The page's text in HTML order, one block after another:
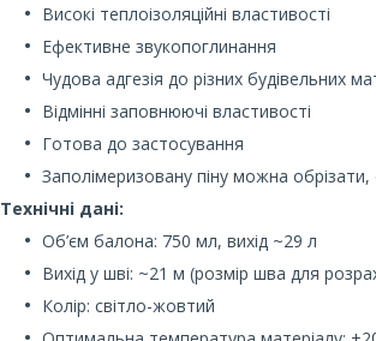
Високі теплоізоляційні властивості
Ефективне звукопоглинання
Чудова адгезія до різних будівельних
Відмінні заповнюючі властивості
Готова до застосування
Заполімеризовану піну можна
Технічні дані:
Об’єм балона: 750 мл, вихід ~29 л
Вихід у шві: ~21 м (розмір шва для
Колір: світло-жовтий